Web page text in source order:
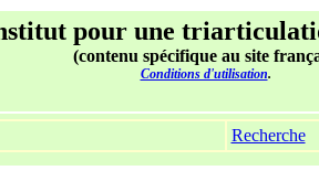
pour une
(contenu spécifique au site
Conditions d'utilisation.
Recherche